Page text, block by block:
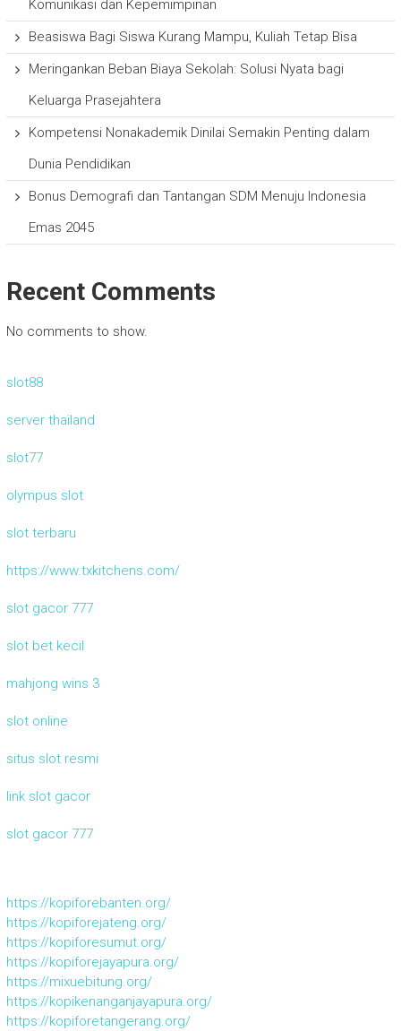
Komunikasi dan Kepemimpinan
Beasiswa Bagi Siswa Kurang Mampu, Kuliah Tetap Bisa
Meringankan Beban Biaya Sekolah: Solusi Nyata bagi
Keluarga Prasejahtera
Kompetensi Nonakademik Dinilai Semakin Penting dalam
Dunia Pendidikan
Bonus Demografi dan Tantangan SDM Menuju Indonesia
Emas 2045
Recent Comments
No comments to show.
slot88
server thailand
slot77
olympus slot
slot terbaru
https://www.txkitchens.com/
slot gacor 777
slot bet kecil
mahjong wins 3
slot online
situs slot resmi
link slot gacor
slot gacor 777
https://kopiforebanten.org/
https://kopiforejateng.org/
https://kopiforesumut.org/
https://kopiforejayapura.org/
https://mixuebitung.org/
https://kopikenanganjayapura.org/
https://kopiforetangerang.org/